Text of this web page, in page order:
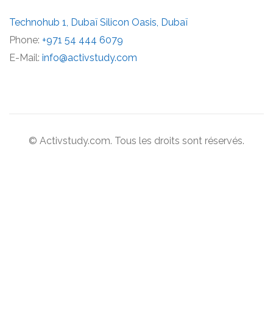
Technohub 1, Dubaï Silicon Oasis, Dubaï
Phone: +971 54 444 6079
E-Mail: info@activstudy.com
© Activstudy.com. Tous les droits sont réservés.